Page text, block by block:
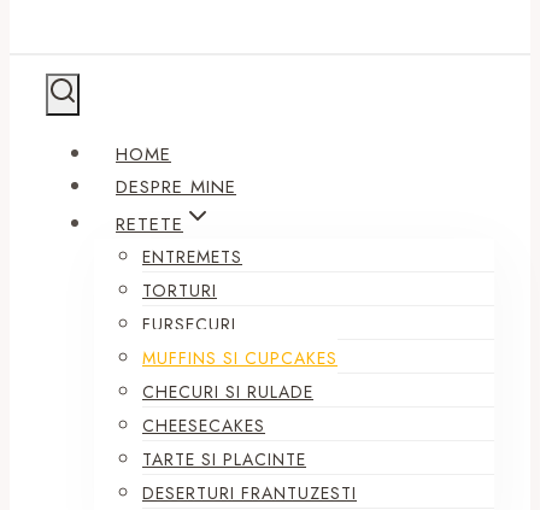
HOME
DESPRE MINE
RETETE
ENTREMETS
TORTURI
FURSECURI
MUFFINS SI CUPCAKES
CHECURI SI RULADE
CHEESECAKES
TARTE SI PLACINTE
DESERTURI FRANTUZESTI